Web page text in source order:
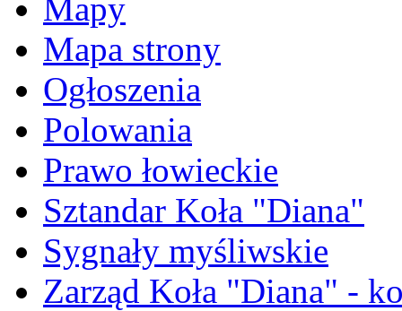
Mapy
Mapa strony
Ogłoszenia
Polowania
Prawo łowieckie
Sztandar Koła "Diana"
Sygnały myśliwskie
Zarząd Koła "Diana" -